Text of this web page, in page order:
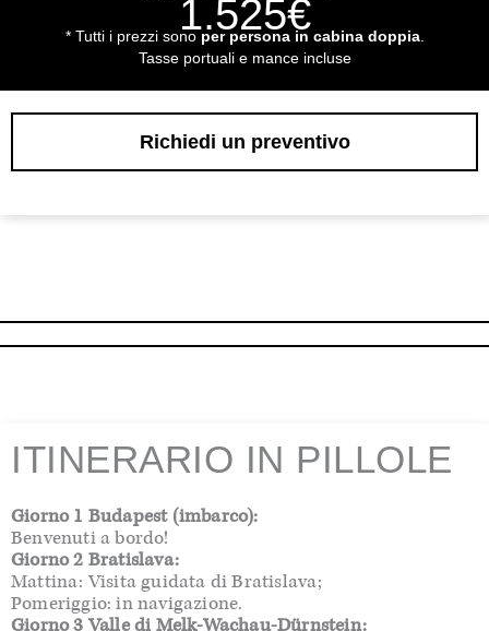
1.525€
* Tutti i prezzi sonoper persona in cabina doppia.
Tasse portuali e mance incluse
Richiedi un preventivo
ITINERARIO IN PILLOLE
Giorno 1 Budapest (imbarco):
Benvenuti a bordo!
Giorno 2 Bratislava:
Mattina: Visita guidata di Bratislava;
Pomeriggio: in navigazione.
Giorno 3 Valle di Melk-Wachau-Dürnstein: